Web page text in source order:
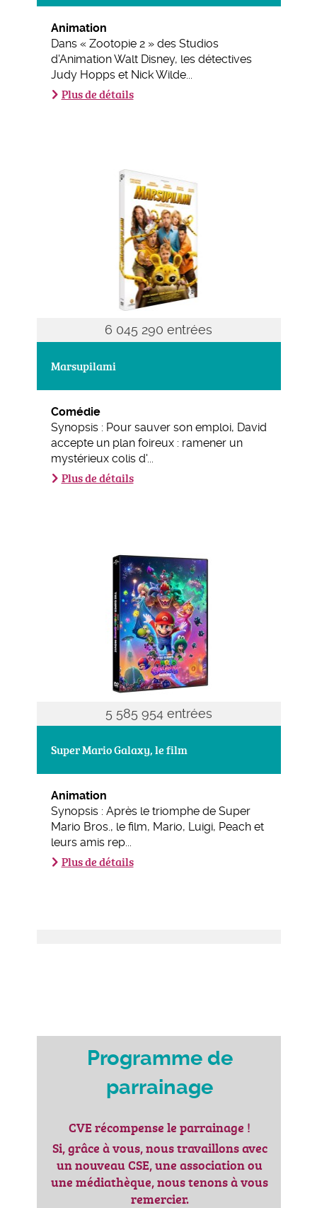
Animation
Dans « Zootopie 2 » des Studios
d'Animation Walt Disney, les détectives
Judy Hopps et Nick Wilde...
Plus de détails
6 045 290 entrées
Marsupilami
Comédie
Synopsis : Pour sauver son emploi, David
accepte un plan foireux : ramener un
mystérieux colis d'...
Plus de détails
5 585 954 entrées
Super Mario Galaxy, le film
Animation
Synopsis : Après le triomphe de Super
Mario Bros., le film, Mario, Luigi, Peach et
leurs amis rep...
Plus de détails
Programme de
parrainage
CVE récompense le parrainage !
Si, grâce à vous, nous travaillons avec
un nouveau CSE, une association ou
une médiathèque, nous tenons à vous
remercier.